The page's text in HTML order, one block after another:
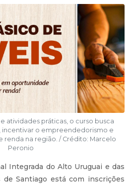
atividades práticas, o curso busca
incentivar o empreendedorismo e
renda na região. / Crédito: Marcelo
Peronio
Integrada do Alto Uruguai e das
de Santiago está com inscrições